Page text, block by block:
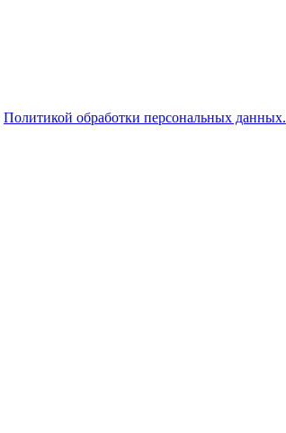
Политикой обработки персональных данных.